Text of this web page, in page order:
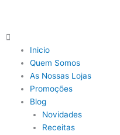
Main
Menu
Inicio
Quem Somos
As Nossas Lojas
Promoções
Blog
Novidades
Receitas